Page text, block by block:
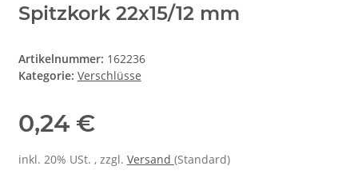
Spitzkork 22x15/12 mm
Artikelnummer: 162236
Kategorie: Verschlüsse
0,24 €
inkl. 20% USt. , zzgl. Versand (Standard)